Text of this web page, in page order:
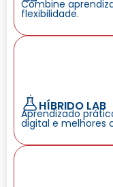
Combine
flexibilidade.
HÍBRIDO LAB
Aprendizado
digital e melhores